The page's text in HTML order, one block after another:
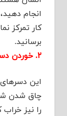
انجام
کار تمرکز
برسانید.
۲. خوردن دسرهای شیرین را دوست دارید:
این
چاق شدن
را نیز